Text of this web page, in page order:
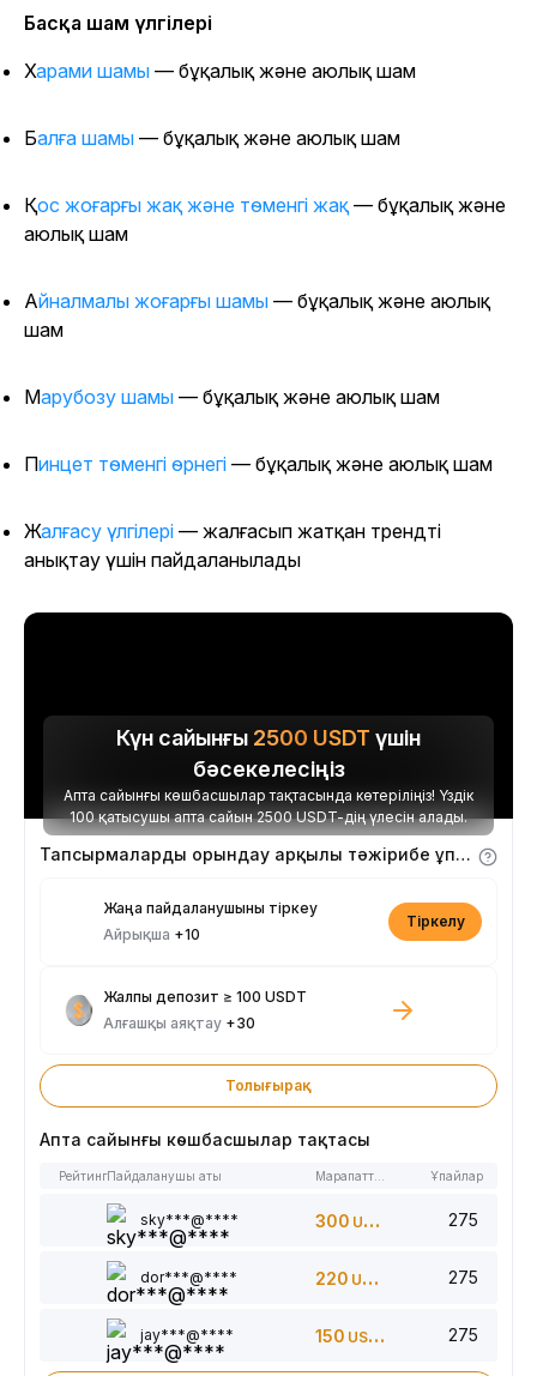
Басқа шам үлгілері
Харами шамы — бұқалық және аюлық шам
Балға шамы — бұқалық және аюлық шам
Қос жоғарғы жақ және төменгі жақ— бұқалық және
аюлық шам
Айналмалы жоғарғы шамы — бұқалық және аюлық
шам
Марубозу шамы — бұқалық және аюлық шам
Пинцет төменгі өрнегі — бұқалық және аюлық шам
Жалғасу үлгілері — жалғасып жатқан трендті
анықтау үшін пайдаланылады
Күн сайынғы 2500 USDT үшін
бәсекелесіңіз
Апта сайынғы көшбасшылар тақтасында көтеріліңіз! Үздік
100 қатысушы апта сайын 2500 USDT-дің үлесін алады.
Тапсырмаларды орындау арқылы тәжірибе ұпайларын алыңыз
Жаңа пайдаланушыны тіркеу
Айрықша +10
Тіркелу
Жалпы депозит ≥ 100 USDT
Алғашқы аяқтау +30
Толығырақ
Апта сайынғы көшбасшылар тақтасы
РейтингПайдаланушы аты Ұпайлар
sky***@**** 300 USDT 275
dor***@**** 220 USDT 275
jay***@**** 150 USDT 275